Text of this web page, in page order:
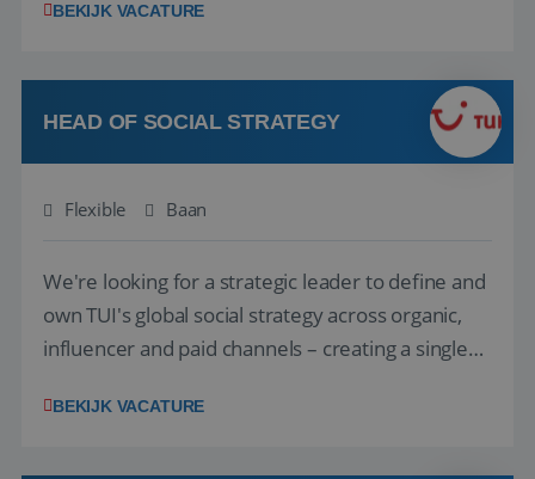
het samenstellen en boeken van de perfecte
deze onderdelen zijn nu samen gevoegd...
BEKIJK VACATURE
HEAD OF SOCIAL STRATEGY
Flexible Baan
We're looking for a strategic leader to define and
own TUI's global social strategy across organic,
influencer and paid channels – creating a single
locally. The role will be published until 18 August
BEKIJK VACATURE